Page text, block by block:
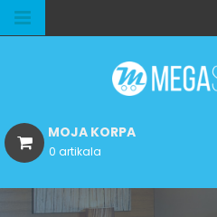
MOJA KORPA
0 artikala